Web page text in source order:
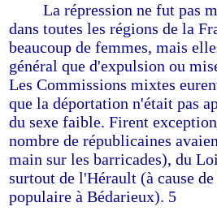
La répression ne fut pas
dans toutes les régions de la
beaucoup de femmes, mais
général que d'expulsion ou
Les Commissions mixtes
que la déportation n'était pas
du sexe faible. Firent
nombre de républicaines
main sur les barricades), du
surtout de l'Hérault (à cause
populaire à Bédarieux). 5